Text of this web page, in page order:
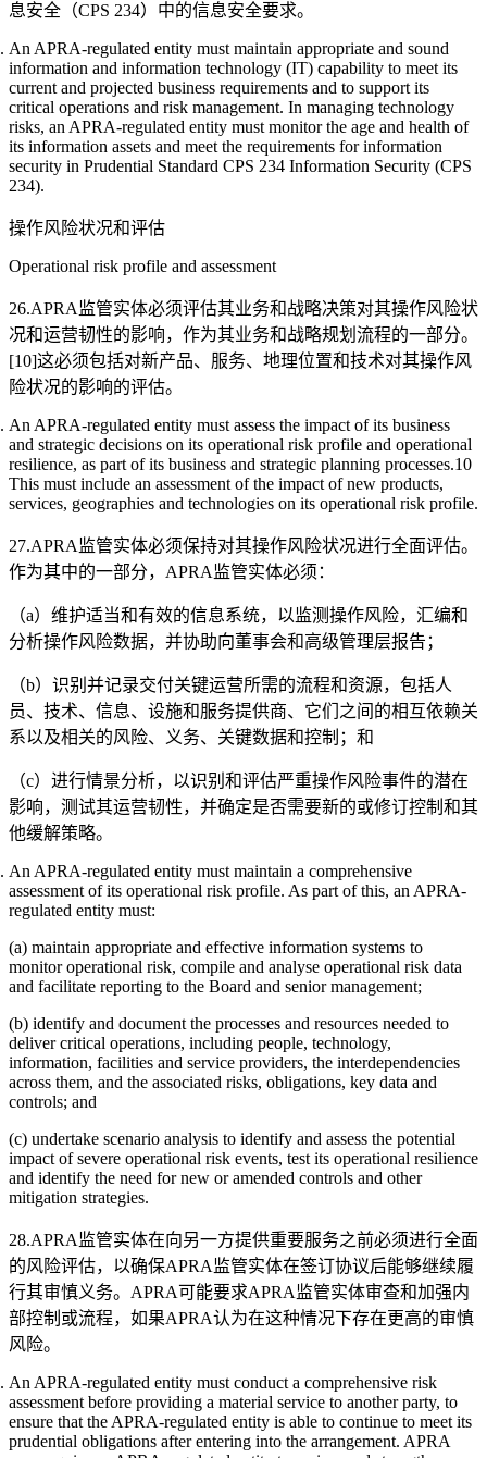
息安全（CPS 234）中的信息安全要求。
An APRA-regulated entity must maintain appropriate and sound
information and information technology (IT) capability to meet its
current and projected business requirements and to support its
critical operations and risk management. In managing technology
risks, an APRA-regulated entity must monitor the age and health of
its information assets and meet the requirements for information
security in Prudential Standard CPS 234 Information Security (CPS
234).
操作风险状况和评估
Operational risk profile and assessment
26.APRA监管实体必须评估其业务和战略决策对其操作风险状
况和运营韧性的影响，作为其业务和战略规划流程的一部分。
[10]这必须包括对新产品、服务、地理位置和技术对其操作风
险状况的影响的评估。
An APRA-regulated entity must assess the impact of its business
and strategic decisions on its operational risk profile and operational
resilience, as part of its business and strategic planning processes.10
This must include an assessment of the impact of new products,
services, geographies and technologies on its operational risk profile.
27.APRA监管实体必须保持对其操作风险状况进行全面评估。
作为其中的一部分，APRA监管实体必须：
（a）维护适当和有效的信息系统，以监测操作风险，汇编和
分析操作风险数据，并协助向董事会和高级管理层报告；
（b）识别并记录交付关键运营所需的流程和资源，包括人
员、技术、信息、设施和服务提供商、它们之间的相互依赖关
系以及相关的风险、义务、关键数据和控制；和
（c）进行情景分析，以识别和评估严重操作风险事件的潜在
影响，测试其运营韧性，并确定是否需要新的或修订控制和其
他缓解策略。
An APRA-regulated entity must maintain a comprehensive
assessment of its operational risk profile. As part of this, an APRA-
regulated entity must:
(a) maintain appropriate and effective information systems to
monitor operational risk, compile and analyse operational risk data
and facilitate reporting to the Board and senior management;
(b) identify and document the processes and resources needed to
deliver critical operations, including people, technology,
information, facilities and service providers, the interdependencies
across them, and the associated risks, obligations, key data and
controls; and
(c) undertake scenario analysis to identify and assess the potential
impact of severe operational risk events, test its operational resilience
and identify the need for new or amended controls and other
mitigation strategies.
28.APRA监管实体在向另一方提供重要服务之前必须进行全面
的风险评估，以确保APRA监管实体在签订协议后能够继续履
行其审慎义务。APRA可能要求APRA监管实体审查和加强内
部控制或流程，如果APRA认为在这种情况下存在更高的审慎
风险。
An APRA-regulated entity must conduct a comprehensive risk
assessment before providing a material service to another party, to
ensure that the APRA-regulated entity is able to continue to meet its
prudential obligations after entering into the arrangement. APRA